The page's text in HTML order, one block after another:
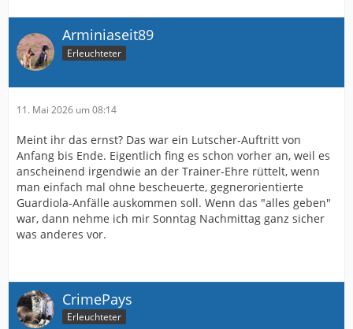
Arminiaseit89
Erleuchteter
11. Mai 2026 um 08:14
Meint ihr das ernst? Das war ein Lutscher-Auftritt von
Anfang bis Ende. Eigentlich fing es schon vorher an, weil es
anscheinend irgendwie an der Trainer-Ehre rüttelt, wenn
man einfach mal ohne bescheuerte, gegnerorientierte
Guardiola-Anfälle auskommen soll. Wenn das "alles geben"
war, dann nehme ich mir Sonntag Nachmittag ganz sicher
was anderes vor.
CrimePays
Erleuchteter